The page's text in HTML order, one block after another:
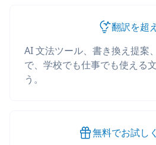
翻訳を超
AI 文法ツール、書き換え提案
で、学校でも仕事でも使える
う。
無料でお試し